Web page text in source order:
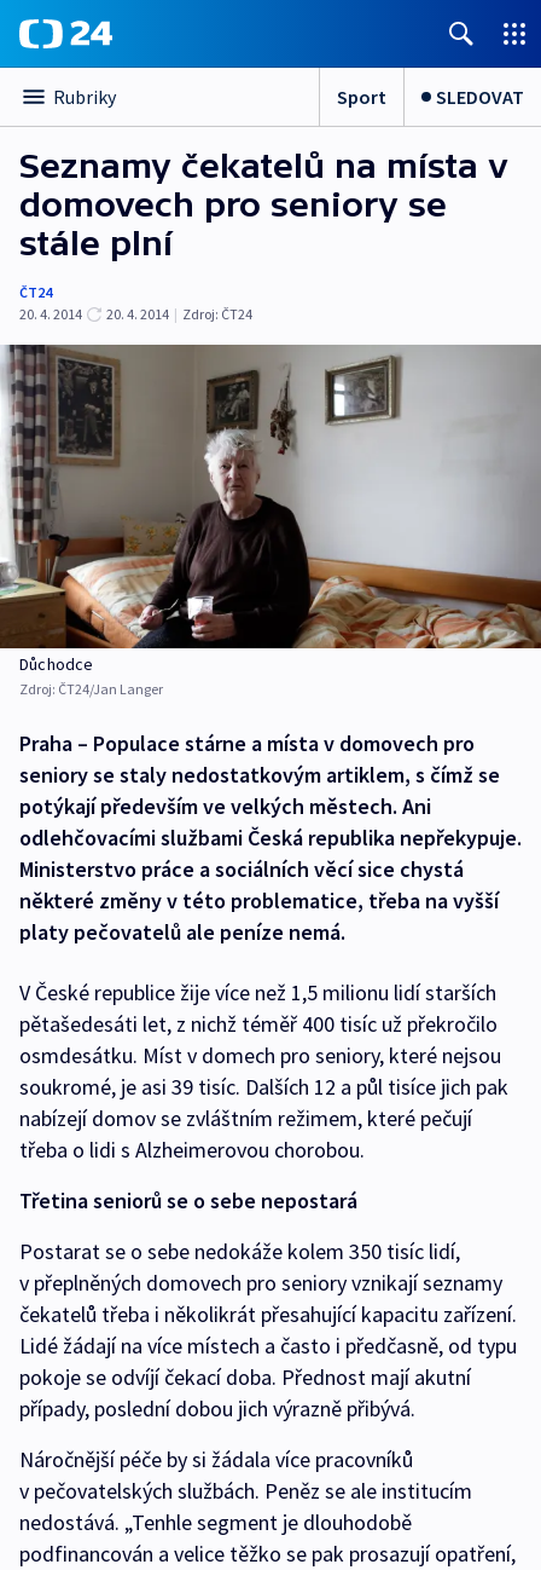
Rubriky Sport SLEDOVAT
Seznamy čekatelů na místa v
domovech pro seniory se
stále plní
ČT24
20. 4. 2014
20. 4. 2014 | Zdroj: ČT24
Důchodce
Zdroj: ČT24/Jan Langer
Praha – Populace stárne a místa v domovech pro
seniory se staly nedostatkovým artiklem, s čímž se
potýkají především ve velkých městech. Ani
odlehčovacími službami Česká republika nepřekypuje.
Ministerstvo práce a sociálních věcí sice chystá
některé změny v této problematice, třeba na vyšší
platy pečovatelů ale peníze nemá.
V České republice žije více než 1,5 milionu lidí starších
pětašedesáti let, z nichž téměř 400 tisíc už překročilo
osmdesátku. Míst v domech pro seniory, které nejsou
soukromé, je asi 39 tisíc. Dalších 12 a půl tisíce jich pak
nabízejí domov se zvláštním režimem, které pečují
třeba o lidi s Alzheimerovou chorobou.
Třetina seniorů se o sebe nepostará
Postarat se o sebe nedokáže kolem 350 tisíc lidí,
v přeplněných domovech pro seniory vznikají seznamy
čekatelů třeba i několikrát přesahující kapacitu zařízení.
Lidé žádají na více místech a často i předčasně, od typu
pokoje se odvíjí čekací doba. Přednost mají akutní
případy, poslední dobou jich výrazně přibývá.
Náročnější péče by si žádala více pracovníků
v pečovatelských službách. Peněz se ale institucím
nedostává. „Tenhle segment je dlouhodobě
podfinancován a velice těžko se pak prosazují opatření,